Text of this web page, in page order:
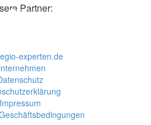
Partner:
experten.de
Impressum